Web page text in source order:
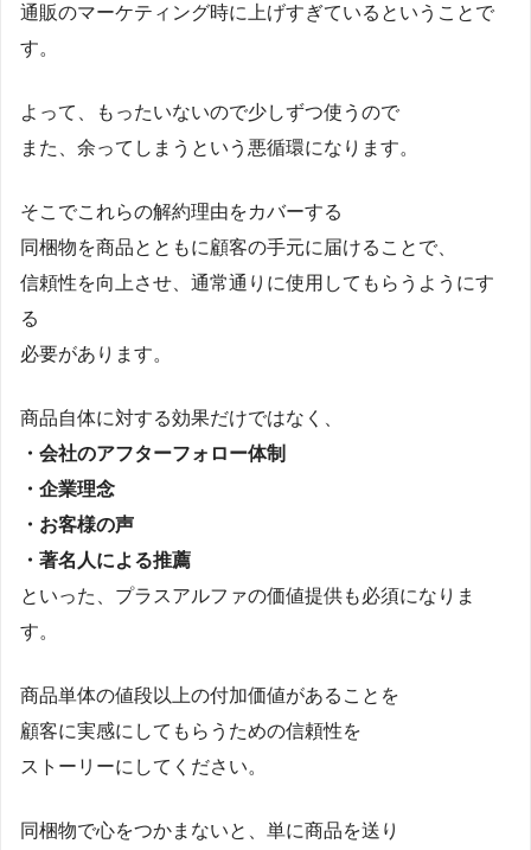
通販のマーケティング時に上げすぎているということで
す。
よって、もったいないので少しずつ使うので
また、余ってしまうという悪循環になります。
そこでこれらの解約理由をカバーする
同梱物を商品とともに顧客の手元に届けることで、
信頼性を向上させ、通常通りに使用してもらうようにす
る
必要があります。
商品自体に対する効果だけではなく、
・会社のアフターフォロー体制
・企業理念
・お客様の声
・著名人による推薦
といった、プラスアルファの価値提供も必須になりま
す。
商品単体の値段以上の付加価値があることを
顧客に実感にしてもらうための信頼性を
ストーリーにしてください。
同梱物で心をつかまないと、単に商品を送り